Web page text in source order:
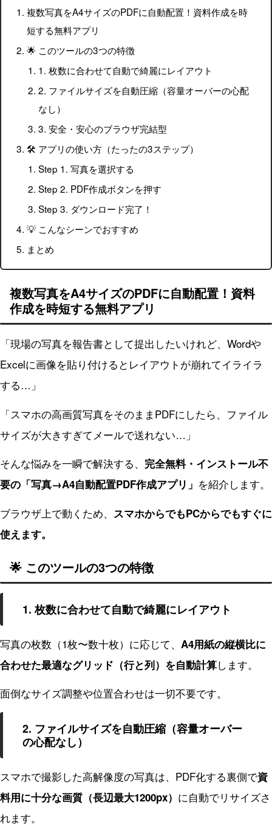
複数写真をA4サイズのPDFに自動配置！資料作成を時
短する無料アプリ
🌟 このツールの3つの特徴
1. 枚数に合わせて自動で綺麗にレイアウト
2. ファイルサイズを自動圧縮（容量オーバーの心配
なし）
3. 安全・安心のブラウザ完結型
🛠️ アプリの使い方（たったの3ステップ）
Step 1. 写真を選択する
Step 2. PDF作成ボタンを押す
Step 3. ダウンロード完了！
💡 こんなシーンでおすすめ
まとめ
複数写真をA4サイズのPDFに自動配置！資料
作成を時短する無料アプリ
「現場の写真を報告書として提出したいけれど、Wordや
Excelに画像を貼り付けるとレイアウトが崩れてイライラ
する…」
「スマホの高画質写真をそのままPDFにしたら、ファイル
サイズが大きすぎてメールで送れない…」
そんな悩みを一瞬で解決する、 完全無料・インストール不
要の「写真→A4自動配置PDF作成アプリ」 を紹介します。
ブラウザ上で動くため、
スマホからでもPCからでもすぐに
使えます。
🌟 このツールの3つの特徴
1. 枚数に合わせて自動で綺麗にレイアウト
写真の枚数（1枚〜数十枚）に応じて、 A4用紙の縦横比に
合わせた最適なグリッド（行と列）を自動計算します。
面倒なサイズ調整や位置合わせは一切不要です。
2. ファイルサイズを自動圧縮（容量オーバー
の心配なし）
スマホで撮影した高解像度の写真は、PDF化する裏側で資
料用に十分な画質（長辺最大1200px） に自動でリサイズさ
れます。